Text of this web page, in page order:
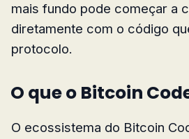
mais fundo pode começar a
diretamente com o código
protocolo.
O que o Bitcoin
O ecossistema do Bitcoin